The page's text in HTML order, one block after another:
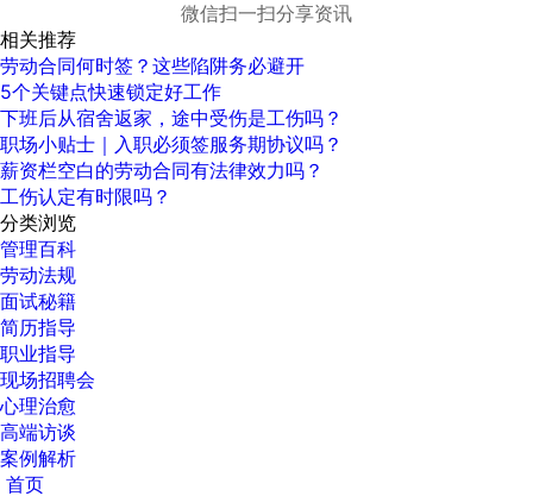
微信扫一扫分享资讯
相关推荐
劳动合同何时签？这些陷阱务必避开
5个关键点快速锁定好工作
下班后从宿舍返家，途中受伤是工伤吗？
职场小贴士｜入职必须签服务期协议吗？
薪资栏空白的劳动合同有法律效力吗？
工伤认定有时限吗？
分类浏览
管理百科
劳动法规
面试秘籍
简历指导
职业指导
现场招聘会
心理治愈
高端访谈
案例解析
首页